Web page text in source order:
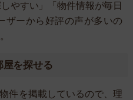
やすい」「物件情報が毎日
ザーから好評の声が多いの
屋を探せる
件を掲載しているので、理